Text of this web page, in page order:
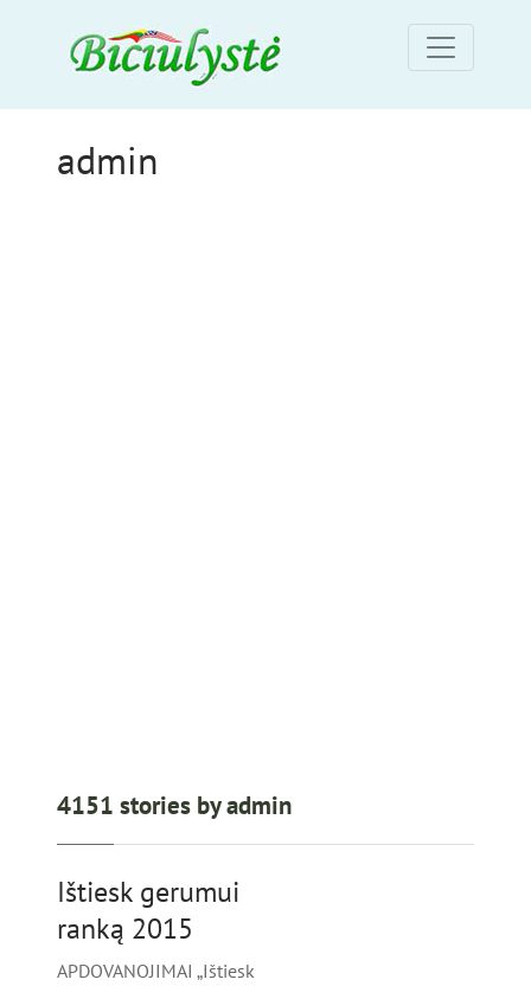
admin
4151 stories by admin
Ištiesk gerumui
ranką 2015
APDOVANOJIMAI „Ištiesk